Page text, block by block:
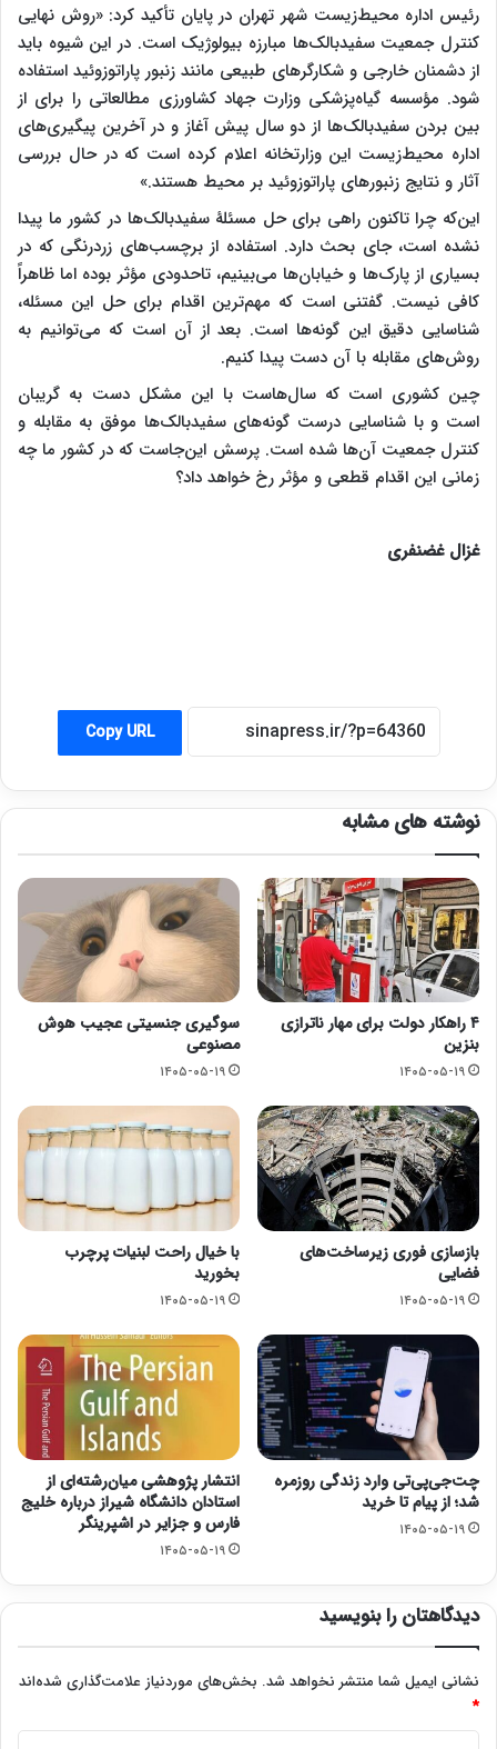
رئیس اداره محیط‌زیست شهر تهران در پایان تأکید کرد: «روش نهایی
کنترل جمعیت سفیدبالک‌ها مبارزه بیولوژیک است. در این شیوه باید
از دشمنان خارجی و شکارگرهای طبیعی مانند زنبور پاراتوزوئیداستفاده
شود. مؤسسه گیاه‌پزشکی وزارت جهاد کشاورزی مطالعاتی را برای از
بین بردن سفیدبالک‌ها از دو سال پیش آغاز و در آخرین پیگیری‌های
اداره محیط‌زیست این وزارتخانه اعلام کرده است که در حال بررسی
آثار و نتایج زنبورهای پاراتوزوئید بر محیط هستند.»
این‌که چرا تاکنون راهی برای حل مسئلۀ سفیدبالک‌ها در کشور ما پیدا
نشده است، جای بحث دارد. استفاده از برچسب‌های زردرنگی که در
بسیاری از پارک‌ها و خیابان‌ها می‌بینیم، تاحدودی مؤثر بوده اما ظاهراً
کافی نیست. گفتنی است که مهم‌ترین اقدام برای حل این مسئله،
شناسایی دقیق این گونه‌ها است. بعد از آن است که می‌توانیم به
روش‌های مقابله با آن دست پیدا کنیم.
چین کشوری است که سال‌هاست با این مشکل دست به گریبان
است و با شناسایی درست گونه‌های سفیدبالک‌ها موفق به مقابله و
کنترل جمعیت آن‌ها شده است. پرسش این‌جاست که در کشور ما چه
زمانی این اقدام قطعی و مؤثر رخ خواهد داد؟
غزال غضنفری
Copy URL
نوشته های مشابه
۴ راهکار دولت برای مهار ناترازی
بنزین
۱۴۰۵-۰۵-۱۹
سوگیری جنسیتی عجیب هوش
مصنوعی
۱۴۰۵-۰۵-۱۹
بازسازی فوری زیرساخت‌های
فضایی
۱۴۰۵-۰۵-۱۹
با خیال راحت لبنیات پرچرب
بخورید
۱۴۰۵-۰۵-۱۹
چت‌جی‌پی‌تی وارد زندگی روزمره
شد؛ از پیام تا خرید
۱۴۰۵-۰۵-۱۹
انتشار پژوهشی میان‌رشته‌ای از
استادان دانشگاه شیراز درباره خلیج
فارس و جزایر در اشپرینگر
۱۴۰۵-۰۵-۱۹
دیدگاهتان را بنویسید
نشانی ایمیل شما منتشر نخواهد شد. بخش‌های موردنیاز علامت‌گذاری شده‌اند
*